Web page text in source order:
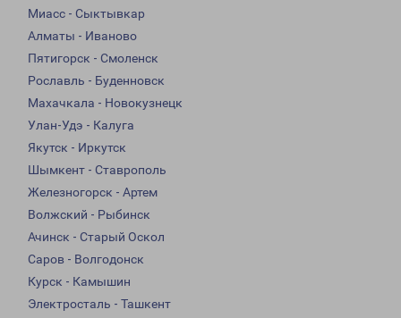
Миасс - Сыктывкар
Алматы - Иваново
Пятигорск - Смоленск
Рославль - Буденновск
Махачкала - Новокузнецк
Улан-Удэ - Калуга
Якутск - Иркутск
Шымкент - Ставрополь
Железногорск - Артем
Волжский - Рыбинск
Ачинск - Старый Оскол
Саров - Волгодонск
Курск - Камышин
Электросталь - Ташкент